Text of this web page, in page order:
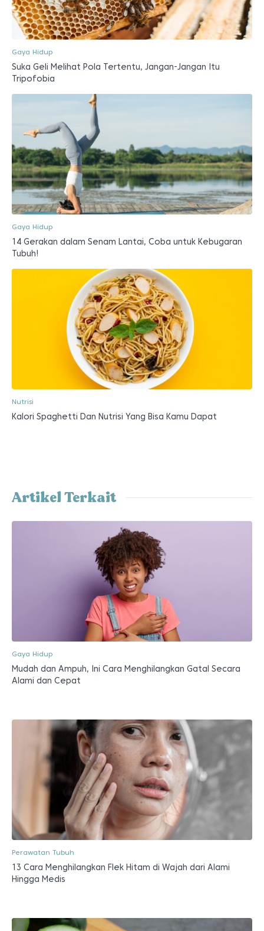
Gaya Hidup
Suka Geli Melihat Pola Tertentu, Jangan-Jangan Itu
Tripofobia
Gaya Hidup
14 Gerakan dalam Senam Lantai, Coba untuk Kebugaran
Tubuh!
Nutrisi
Kalori Spaghetti Dan Nutrisi Yang Bisa Kamu Dapat
Artikel Terkait
Gaya Hidup
Mudah dan Ampuh, Ini Cara Menghilangkan Gatal Secara
Alami dan Cepat
Perawatan Tubuh
13 Cara Menghilangkan Flek Hitam di Wajah dari Alami
Hingga Medis